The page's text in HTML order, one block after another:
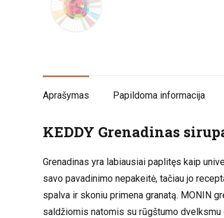
Aprašymas Papildoma informacija
KEDDY Grenadinas
Grenadinas yra labiausiai paplitęs kaip
savo pavadinimo nepakeitė, tačiau jo
spalva ir skoniu primena granatą. MONIN
saldžiomis natomis su rūgštumo